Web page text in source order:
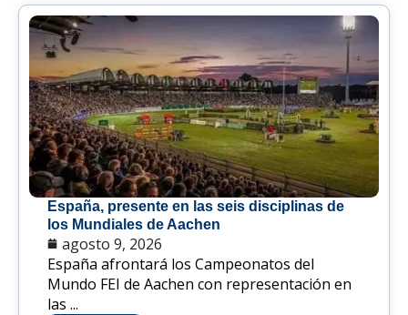
España, presente en las seis disciplinas de
los Mundiales de Aachen
agosto 9, 2026
España afrontará los Campeonatos del
Mundo FEI de Aachen con representación en
las ...